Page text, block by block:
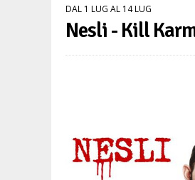
DAL 1 LUG AL 14 LUG
Nesli - Kill